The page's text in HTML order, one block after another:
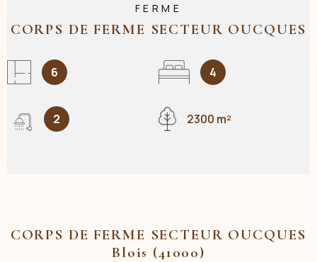
FERME
CORPS DE FERME SECTEUR OUCQUES
6 4
2 2300 m²
CORPS DE FERME SECTEUR OUCQUES
Blois (41000)